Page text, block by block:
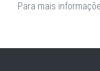
Para mais